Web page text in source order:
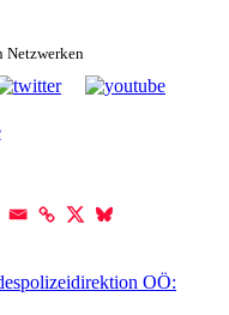
Netzwerken
OÖ: